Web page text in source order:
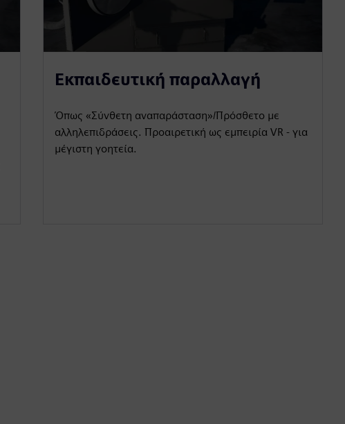
Εκπαιδευτική παραλλαγή
Όπως «Σύνθετη αναπαράσταση»/Πρόσθετο με
αλληλεπιδράσεις. Προαιρετική ως εμπειρία VR - για
μέγιστη γοητεία.